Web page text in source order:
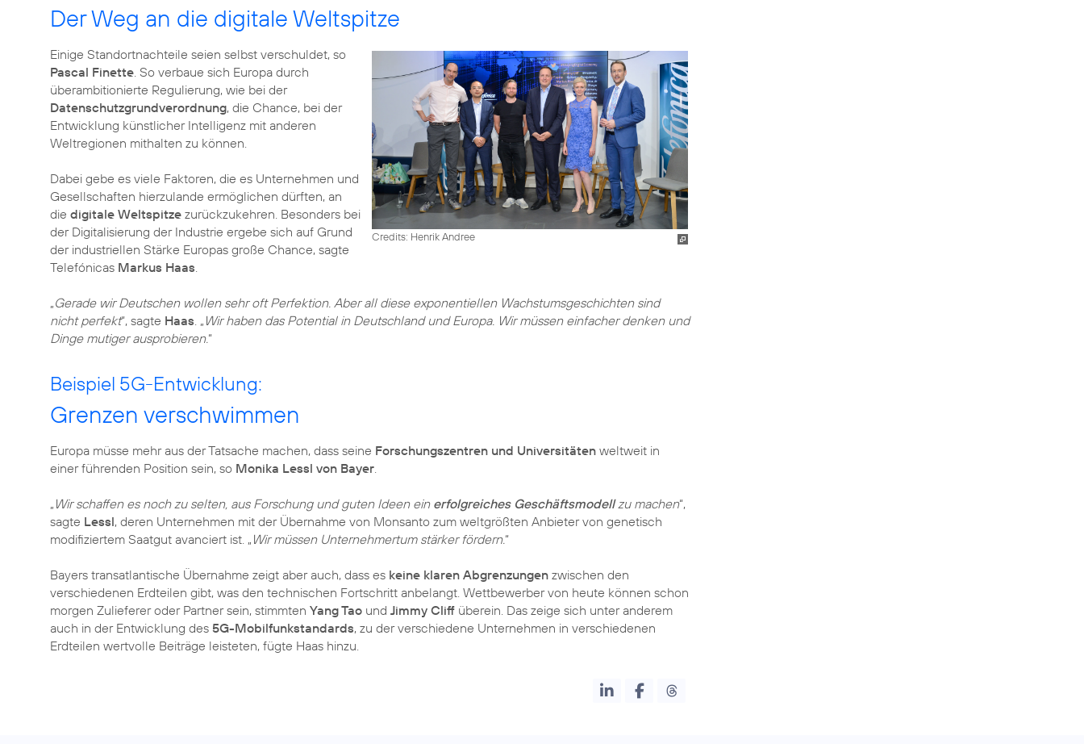
Der Weg an die digitale Weltspitze
Credits: Henrik Andree
Einige Standortnachteile seien selbst verschuldet, so
Pascal Finette. So verbaue sich Europa durch
überambitionierte Regulierung, wie bei der
Datenschutzgrundverordnung, die Chance, bei der
Entwicklung künstlicher Intelligenz mit anderen
Weltregionen mithalten zu können.
Dabei gebe es viele Faktoren, die es Unternehmen und
Gesellschaften hierzulande ermöglichen dürften, an
die digitale Weltspitze zurückzukehren. Besonders bei
der Digitalisierung der Industrie ergebe sich auf Grund
der industriellen Stärke Europas große Chance, sagte
Telefónicas Markus Haas.
„Gerade wir Deutschen wollen sehr oft Perfektion. Aber all diese exponentiellen Wachstumsgeschichten sind
nicht perfekt“, sagte Haas. „ Wir haben das Potential in Deutschland und Europa. Wir müssen einfacher denken und
Dinge mutiger ausprobieren.“
Beispiel 5G-Entwicklung:
Grenzen verschwimmen
Europa müsse mehr aus der Tatsache machen, dass seine Forschungszentren und Universitäten weltweit in
einer führenden Position sein, so Monika Lessl von Bayer.
„ Wir schaffen es noch zu selten, aus Forschung und guten Ideen ein erfolgreiches Geschäftsmodellzu machen“,
sagte Lessl, deren Unternehmen mit der Übernahme von Monsanto zum weltgrößten Anbieter von genetisch
modifiziertem Saatgut avanciert ist. „ Wir müssen Unternehmertum stärker fördern.“
Bayers transatlantische Übernahme zeigt aber auch, dass es keine klaren Abgrenzungen zwischen den
verschiedenen Erdteilen gibt, was den technischen Fortschritt anbelangt. Wettbewerber von heute können schon
morgen Zulieferer oder Partner sein, stimmten Yang Tao und Jimmy Cliff überein. Das zeige sich unter anderem
auch in der Entwicklung des 5G-Mobilfunkstandards, zu der verschiedene Unternehmen in verschiedenen
Erdteilen wertvolle Beiträge leisteten, fügte Haas hinzu.